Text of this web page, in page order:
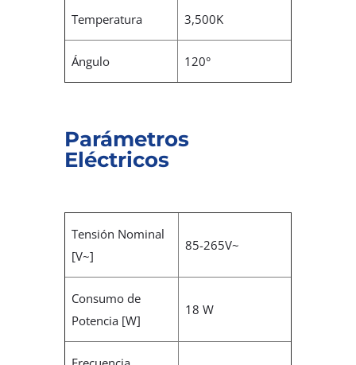
Temperatura 3,500K
Ángulo 120°
Parámetros
Eléctricos
Tensión Nominal
[V~]
85-265V~
Consumo de
Potencia [W]
18 W